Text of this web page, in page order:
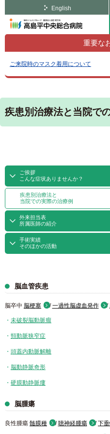
English
重要な
ご来院時のマスク着用について
疾患別治療法と当院で
ご挨拶
こんな症状ありませんか？
疾患別治療法と
当院での実際の治療例
外来担当表
所属医師の紹介
手術実績
そのほかの活動
脳血管疾患
脳卒中 脳梗塞 /一過性脳虚血発作 /
未破裂脳動脈瘤
頸動脈狭窄症
頭蓋内動脈解離
脳動静脈奇形
硬膜動静脈瘻
脳腫瘍
良性腫瘍 髄膜種 /聴神経腫瘍 /下